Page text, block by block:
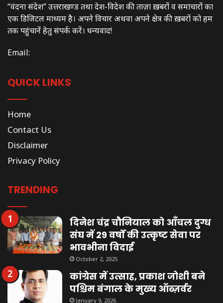
“वंदना संदेश” उत्तराखण्ड तथा देश-विदेश की ताज़ा ख़बरों व समाचारों का
एक डिजिटल माध्यम है। अपने विचार अथवा अपने क्षेत्र की ख़बरों को हम
तक पहुंचानें हेतु संपर्क करें। धन्यवाद!
Email:
QUICK LINKS
Home
Contact Us
Disclaimer
Privacy Policy
TRENDING
दिनेश चंद्र चौनियाल को आँचल दुग्ध
संघ में 29 वर्षों की उत्कृष्ट सेवा पर
भावभीना विदाई
October 2, 2025
कांग्रेस में उत्साह, प्रकाश जोशी बने
पश्चिम बंगाल के मुख्य ऑब्ज़र्वर
January 9, 2026